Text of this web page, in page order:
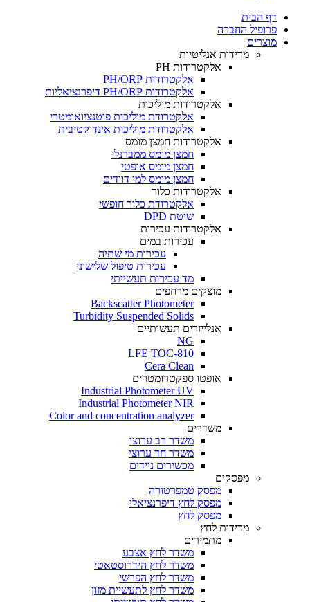
דף הבית
פרופיל החברה
מוצרים
מדידות אנליטיות
אלקטרודות PH
אלקטרודות PH/ORP
אלקטרודות PH/ORP דיפרנציאליות
אלקטרודות מוליכות
אלקטרודת מוליכות פוטנציואומטרי
אלקטרודת מוליכות אינדוקטיבית
אלקטרודות חמצן מומס
חמצן מומס ממברנלי
חמצן מומס אופטי
חמצן מומס למי דוודים
אלקטרודות כלור
אלקטרודת כלור חופשי
שיטת DPD
אלקטרודות עכירות
עכירות במים
עכירות מי שתיה
עכירות טיפול שלישוני
מד עכירות תעשייתי
מוצקים מרחפים
Backscatter Photometer
Turbidity Suspended Solids
אנלייזרים תעשיתיים
NG
LFE TOC-810
Cera Clean​
אופטו ספקטרומטרים
Industrial Photometer UV
Industrial Photometer NIR
Color and concentration analyzer
משדרים
משדר רב ערוצי
משדר חד ערוצי
מכשירים ניידים
מפסקים
מפסק טמפרטורה
מפסק לחץ דיפרנציאלי
מפסק לחץ
מדידות לחץ
מתמירים
משדר לחץ אצבע
משדר לחץ הידרוסטאטי
משדר לחץ הפרשי
משדר לחץ לתעשיית מזון